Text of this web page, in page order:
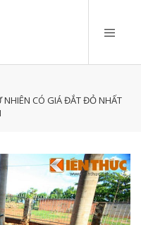
CÓ GIÁ ĐẮT ĐỎ NHẤT